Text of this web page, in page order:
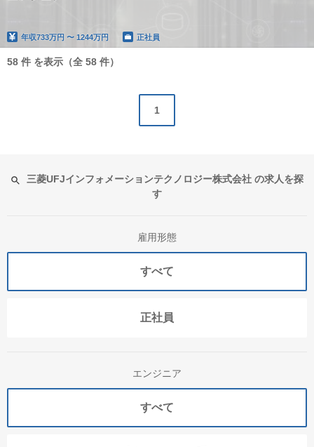
年収733万円 〜 1244万円 正社員
58 件 を表示（全 58 件）
1
三菱UFJインフォメーションテクノロジー株式会社 の求人を探
す
雇用形態
すべて
正社員
エンジニア
すべて